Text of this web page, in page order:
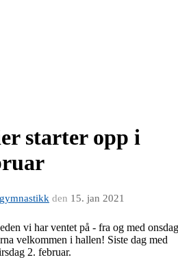
starter opp i
den 15. jan 2021
vi har ventet på - fra og med onsdag
velkommen i hallen! Siste dag med
2. februar.